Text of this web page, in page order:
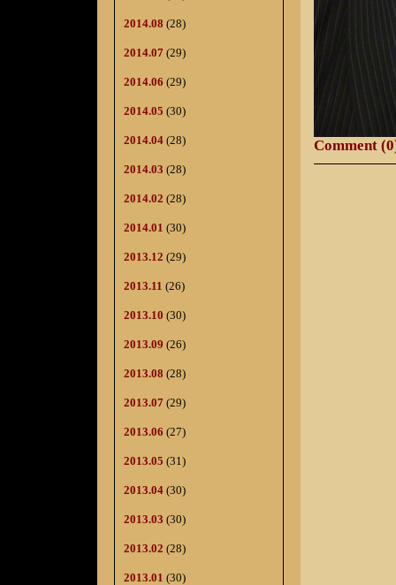
2014.08 (28)
2014.07 (29)
2014.06 (29)
2014.05 (30)
2014.04 (28)
2014.03 (28)
2014.02 (28)
2014.01 (30)
2013.12 (29)
2013.11 (26)
2013.10 (30)
2013.09 (26)
2013.08 (28)
2013.07 (29)
2013.06 (27)
2013.05 (31)
2013.04 (30)
2013.03 (30)
2013.02 (28)
2013.01 (30)
Comment